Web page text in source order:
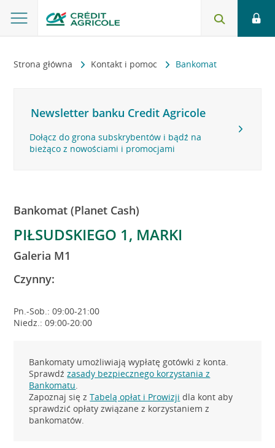
Strona główna Kontakt i pomoc Bankomat
Newsletter banku Credit Agricole
Dołącz do grona subskrybentów i bądź na
bieżąco z nowościami i promocjami
Bankomat (Planet Cash)
PIŁSUDSKIEGO 1, MARKI
Galeria M1
Czynny:
Pn.-Sob.: 09:00-21:00
Niedz.: 09:00-20:00
Bankomaty umożliwiają wypłatę gotówki z konta.
Sprawdźzasady bezpiecznego korzystania z
Bankomatu.
Zapoznaj się zTabelą opłat i Prowizji dla kont aby
sprawdzić opłaty związane z korzystaniem z
bankomatów.